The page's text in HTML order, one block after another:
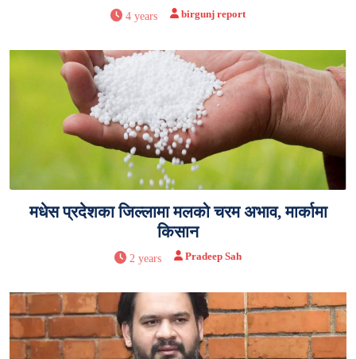
4 years birgunj report
मधेस प्रदेशका जिल्लामा मलको चरम अभाव, मार्कामा
किसान
2 years Pradeep Sah